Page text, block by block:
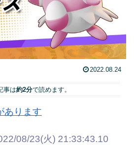
2022.08.24
事は約2分で読めます。
あります
08/23(火) 21:33:43.10